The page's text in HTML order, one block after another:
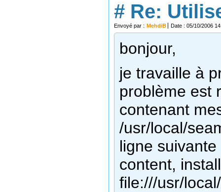
# Re:
Envoyé par : MehdiB Date : 05/10/2006
bonjour,
je travaille à
problème est
contenant
/usr/local/
ligne
content,
file:///usr/